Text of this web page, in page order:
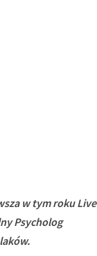
w tym roku Live
Psycholog